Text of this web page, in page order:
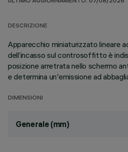
DESCRIZIONE
Apparecchio miniaturizzato lineare
dell’incasso sul controsoffitto è
posizione arretrata nello schermo
e determina un'emissione ad
DIMENSIONI
Generale (mm)